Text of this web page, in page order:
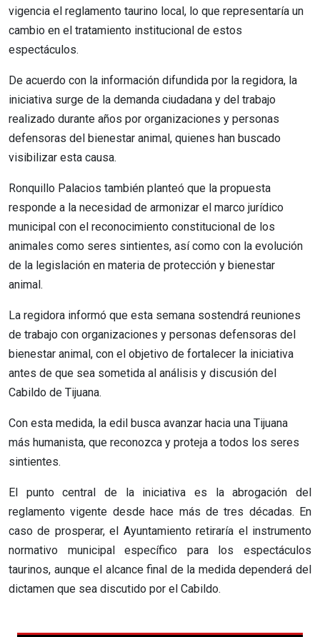
vigencia el reglamento taurino local, lo que representaría un
cambio en el tratamiento institucional de estos
espectáculos.
De acuerdo con la información difundida por la regidora, la
iniciativa surge de la demanda ciudadana y del trabajo
realizado durante años por organizaciones y personas
defensoras del bienestar animal, quienes han buscado
visibilizar esta causa.
Ronquillo Palacios también planteó que la propuesta
responde a la necesidad de armonizar el marco jurídico
municipal con el reconocimiento constitucional de los
animales como seres sintientes, así como con la evolución
de la legislación en materia de protección y bienestar
animal.
La regidora informó que esta semana sostendrá reuniones
de trabajo con organizaciones y personas defensoras del
bienestar animal, con el objetivo de fortalecer la iniciativa
antes de que sea sometida al análisis y discusión del
Cabildo de Tijuana.
Con esta medida, la edil busca avanzar hacia una Tijuana
más humanista, que reconozca y proteja a todos los seres
sintientes.
El punto central de la iniciativa es la abrogación del
reglamento vigente desde hace más de tres décadas. En
caso de prosperar, el Ayuntamiento retiraría el instrumento
normativo municipal específico para los espectáculos
taurinos, aunque el alcance final de la medida dependerá del
dictamen que sea discutido por el Cabildo.